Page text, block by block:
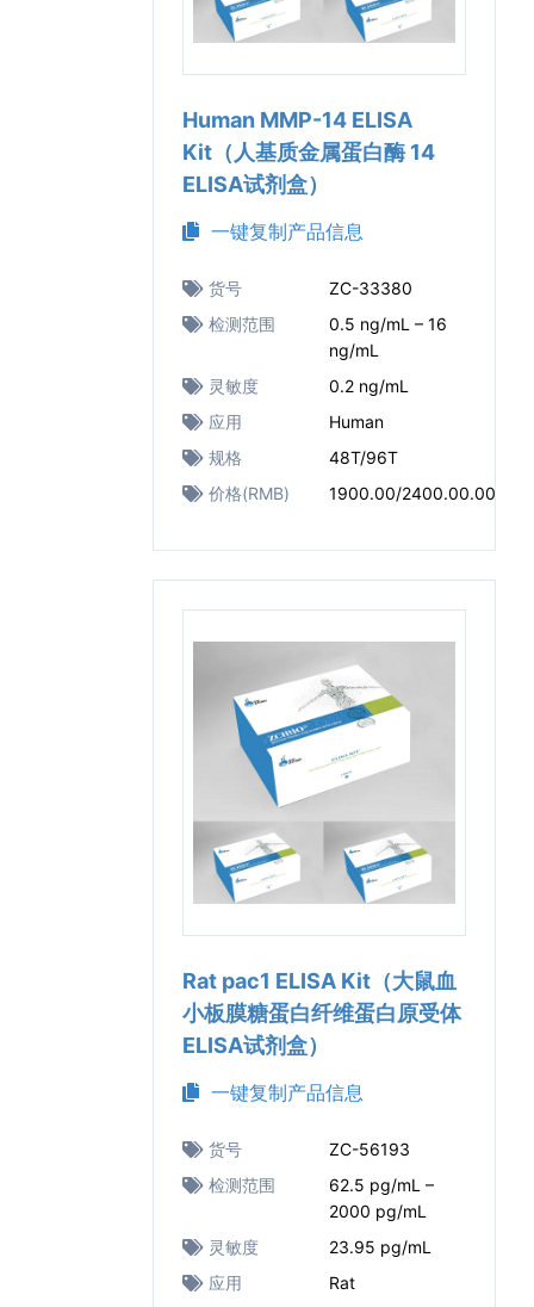
Human MMP-14 ELISA
Kit（人基质金属蛋白酶 14
ELISA试剂盒）
一键复制产品信息
货号
ZC-33380
检测范围
0.5 ng/mL – 16
ng/mL
灵敏度
0.2 ng/mL
应用
Human
规格
48T/96T
价格(RMB)
1900.00/2400.00.00
Rat pac1 ELISA Kit（大鼠血
小板膜糖蛋白纤维蛋白原受体
ELISA试剂盒）
一键复制产品信息
货号
ZC-56193
检测范围
62.5 pg/mL –
2000 pg/mL
灵敏度
23.95 pg/mL
应用
Rat